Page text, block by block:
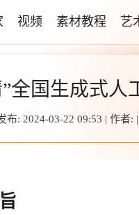
视频 素材教程 艺
全国生成式人
布: 2024-03-22 09:53 | 作者: